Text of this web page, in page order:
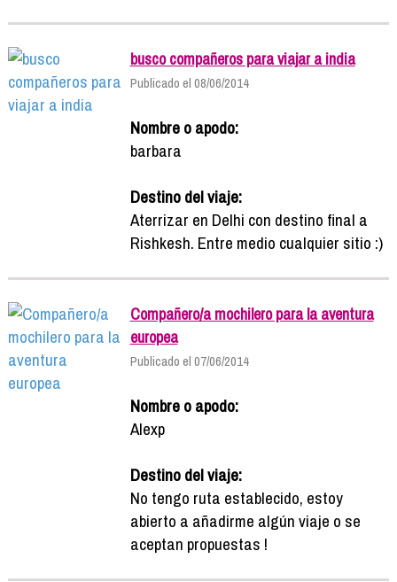
busco compañeros para viajar a india
Publicado el 08/06/2014
Nombre o apodo:
barbara
Destino del viaje:
Aterrizar en Delhi con destino final a
Rishkesh. Entre medio cualquier sitio :)
Compañero/a mochilero para la aventura
europea
Publicado el 07/06/2014
Nombre o apodo:
Alexp
Destino del viaje:
No tengo ruta establecido, estoy
abierto a añadirme algún viaje o se
aceptan propuestas !